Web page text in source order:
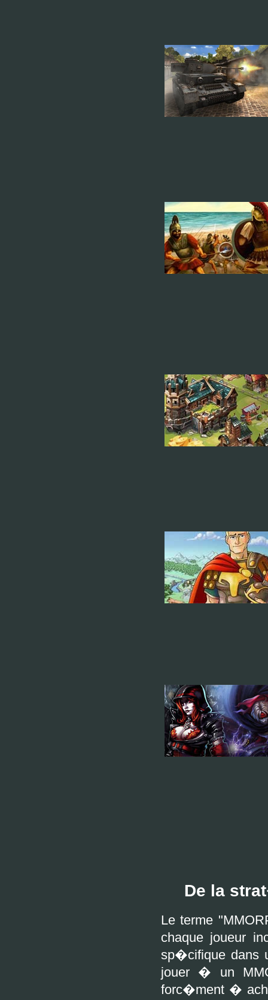
De la
Le terme
chaque joueur
sp�cifique dans
jouer � un
forc�ment �